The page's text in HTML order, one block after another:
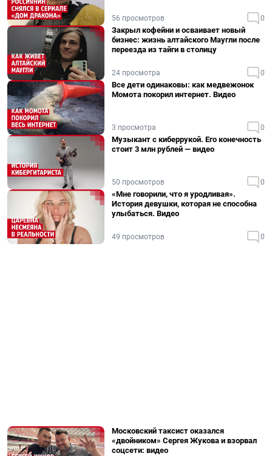
56 просмотров 0
Закрыл кофейни и осваивает новый
бизнес: жизнь алтайского Маугли после
переезда из тайги в столицу
24 просмотра 0
Все дети одинаковы: как медвежонок
Момота покорил интернет. Видео
3 просмотра 0
Музыкант с киберрукой. Его конечность
стоит 3 млн рублей — видео
50 просмотров 0
«Мне говорили, что я уродливая».
История девушки, которая не способна
улыбаться. Видео
49 просмотров 0
Московский таксист оказался
«двойником» Сергея Жукова и взорвал
соцсети: видео